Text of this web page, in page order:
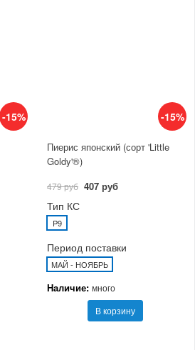
-15% -15%
Пиерис японский (сорт 'Little
Goldy'®)
479 руб 407 руб
Тип КС
P9
Период поставки
МАЙ - НОЯБРЬ
Наличие: много
В корзину